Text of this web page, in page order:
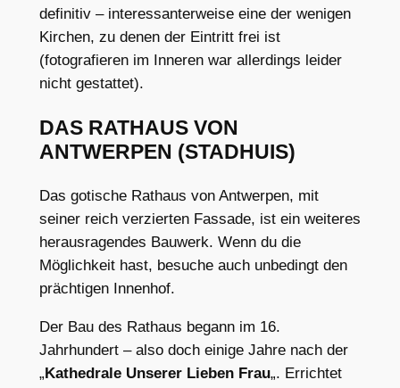
definitiv – interessanterweise eine der wenigen
Kirchen, zu denen der Eintritt frei ist
(fotografieren im Inneren war allerdings leider
nicht gestattet).
DAS RATHAUS VON
ANTWERPEN (STADHUIS)
Das gotische Rathaus von Antwerpen, mit
seiner reich verzierten Fassade, ist ein weiteres
herausragendes Bauwerk. Wenn du die
Möglichkeit hast, besuche auch unbedingt den
prächtigen Innenhof.
Der Bau des Rathaus begann im 16.
Jahrhundert – also doch einige Jahre nach der
„Kathedrale Unserer Lieben Frau„. Errichtet